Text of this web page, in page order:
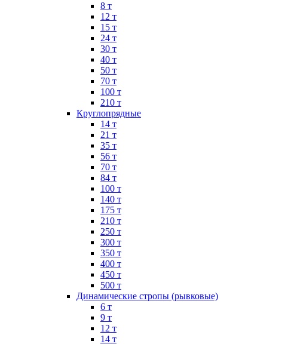
8 т
12 т
15 т
24 т
30 т
40 т
50 т
70 т
100 т
210 т
Круглопрядные
14 т
21 т
35 т
56 т
70 т
84 т
100 т
140 т
175 т
210 т
250 т
300 т
350 т
400 т
450 т
500 т
Динамические стропы (рывковые)
6 т
9 т
12 т
14 т